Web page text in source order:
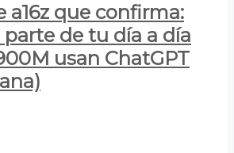
a16z que confirma:
parte de tu día a día
usan ChatGPT